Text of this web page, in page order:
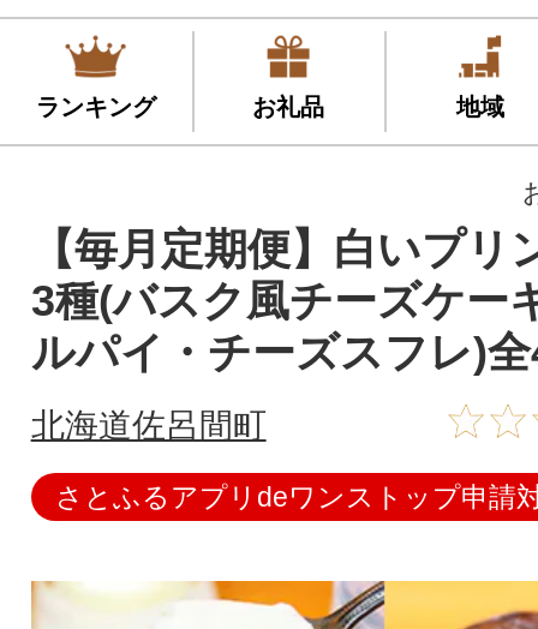
ランキング お礼品 地域
【毎月定期便】白いプリ
3種(バスク風チーズケー
ルパイ・チーズスフレ)
北海道佐呂間町
さとふるアプリdeワンストップ申請